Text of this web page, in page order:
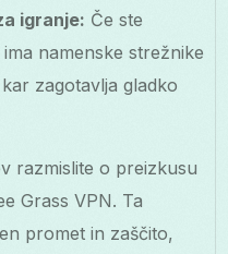
igranje: Če ste
namenske strežnike
zagotavlja gladko
razmislite o preizkusu
Grass VPN. Ta
promet in zaščito,